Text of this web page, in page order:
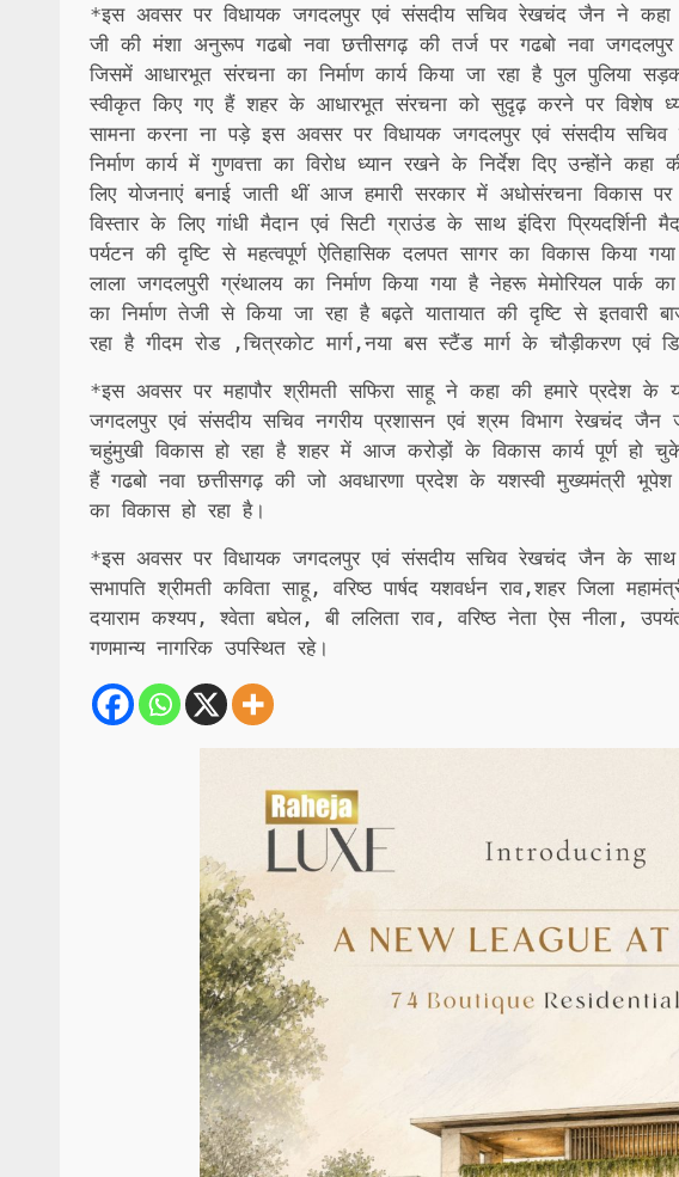
*इस अवसर पर विधायक जगदलपुर एवं संसदीय सचिव रेखचंद जैन ने कहा
जी की मंशा अनुरूप गढबो नवा छत्तीसगढ़ की तर्ज पर गढबो नवा
जिसमें आधारभूत संरचना का निर्माण कार्य किया जा रहा है पुल पुलिया
स्वीकृत किए गए हैं शहर के आधारभूत संरचना को सुदृढ़ करने पर विशेष
सामना करना ना पड़े इस अवसर पर विधायक जगदलपुर एवं संसदीय
निर्माण कार्य में गुणवत्ता का विरोध ध्यान रखने के निर्देश दिए उन्होंने
लिए योजनाएं बनाई जाती थीं आज हमारी सरकार में अधोसंरचना विकास
विस्तार के लिए गांधी मैदान एवं सिटी ग्राउंड के साथ इंदिरा प्रियदर्शिनी
पर्यटन की दृष्टि से महत्वपूर्ण ऐतिहासिक दलपत सागर का विकास किया
लाला जगदलपुरी ग्रंथालय का निर्माण किया गया है नेहरू मेमोरियल पार्क
का निर्माण तेजी से किया जा रहा है बढ़ते यातायात की दृष्टि से इतवारी
रहा है गीदम रोड ,चित्रकोट मार्ग,नया बस स्टैंड मार्ग के चौड़ीकरण एवं
*इस अवसर पर महापौर श्रीमती सफिरा साहू ने कहा की हमारे प्रदेश के
जगदलपुर एवं संसदीय सचिव नगरीय प्रशासन एवं श्रम विभाग रेखचंद
चहुंमुखी विकास हो रहा है शहर में आज करोड़ों के विकास कार्य पूर्ण हो
हैं गढबो नवा छत्तीसगढ़ की जो अवधारणा प्रदेश के यशस्वी
का विकास हो रहा है।
*इस अवसर पर विधायक जगदलपुर एवं संसदीय सचिव रेखचंद जैन के साथ
सभापति श्रीमती कविता साहू, वरिष्ठ पार्षद यशवर्धन राव,शहर जिला
दयाराम कश्यप, श्वेता बघेल, बी ललिता राव, वरिष्ठ नेता ऐस नीला,
गणमान्य नागरिक उपस्थित रहे।